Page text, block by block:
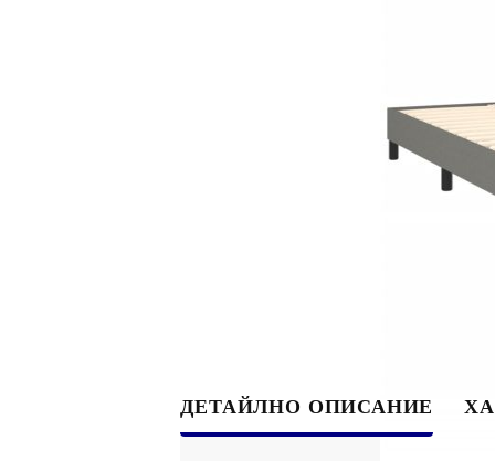
ДЕТАЙЛНО ОПИСАНИЕ